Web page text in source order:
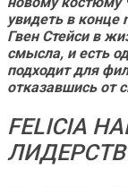
увидеть в конце
Гвен Стейси в
смысла, и есть
подходит для
отказавшись от
FELICIA